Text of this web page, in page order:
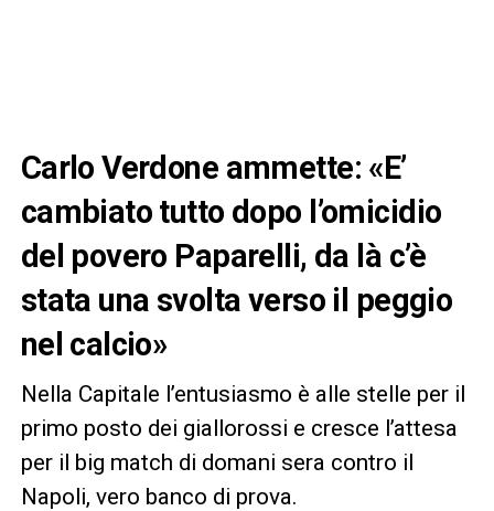
Carlo Verdone ammette: «E’
cambiato tutto dopo l’omicidio
del povero Paparelli, da là c’è
stata una svolta verso il peggio
nel calcio»
Nella Capitale l’entusiasmo è alle stelle per il
primo posto dei giallorossi e cresce l’attesa
per il big match di domani sera contro il
Napoli, vero banco di prova.